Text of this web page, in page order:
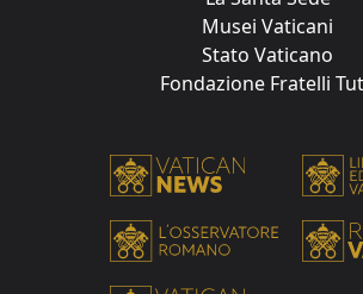
Musei Vaticani
Stato Vaticano
Fondazione Fratelli